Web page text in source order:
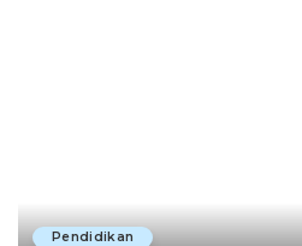
Pendidikan